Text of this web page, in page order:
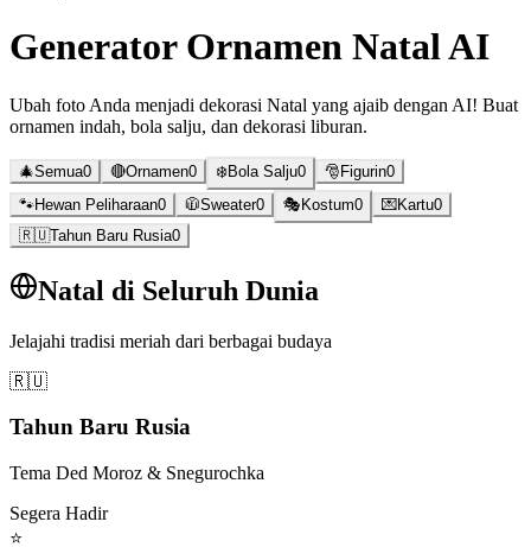
Generator Ornamen Natal AI
Ubah foto Anda menjadi dekorasi Natal yang ajaib dengan AI! Buat
ornamen indah, bola salju, dan dekorasi liburan.
🎄Semua0 🔴Ornamen0 ❄️Bola Salju0 🎅 Figurin0
🐾Hewan Peliharaan0 🧥Sweater0 🎭 Kostum0 💌 Kartu0
🇷🇺Tahun Baru Rusia0
Natal di Seluruh Dunia
Jelajahi tradisi meriah dari berbagai budaya
🇷🇺
Tahun Baru Rusia
Tema Ded Moroz & Snegurochka
Segera Hadir
⭐